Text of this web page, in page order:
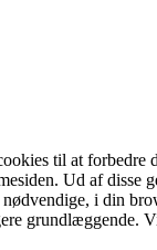
til at forbedre
Ud af disse
i din
grundlæggende.